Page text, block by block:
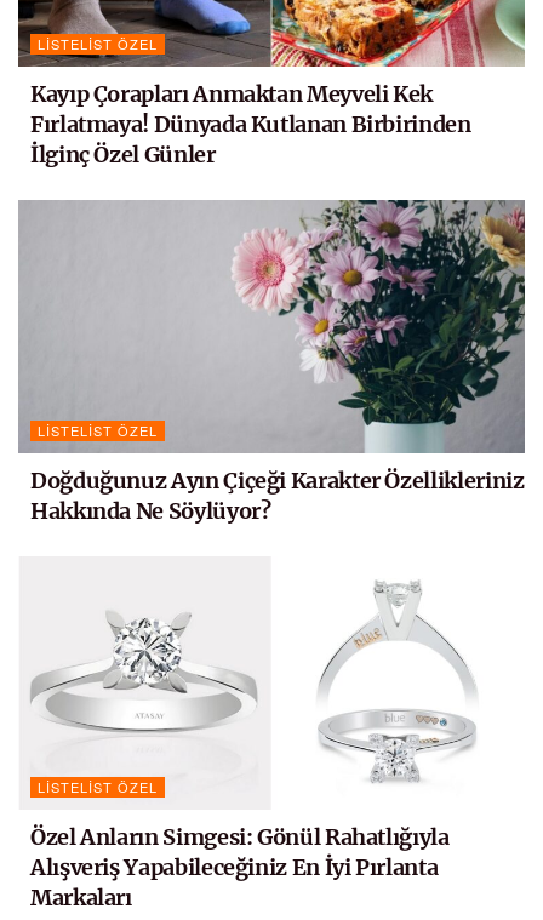
LISTELIST ÖZEL
Kayıp Çorapları Anmaktan Meyveli Kek
Fırlatmaya! Dünyada Kutlanan Birbirinden
İlginç Özel Günler
LISTELIST ÖZEL
Doğduğunuz Ayın Çiçeği Karakter Özellikleriniz
Hakkında Ne Söylüyor?
LISTELIST ÖZEL
Özel Anların Simgesi: Gönül Rahatlığıyla
Alışveriş Yapabileceğiniz En İyi Pırlanta
Markaları